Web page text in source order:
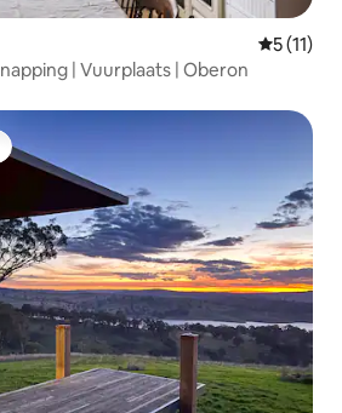
5 (11)
| Vuurplaats | Oberon